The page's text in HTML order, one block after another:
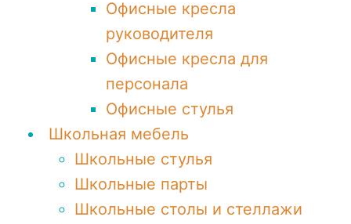
Офисные кресла
руководителя
Офисные кресла для
персонала
Офисные стулья
Школьная мебель
Школьные стулья
Школьные парты
Школьные столы и стеллажи